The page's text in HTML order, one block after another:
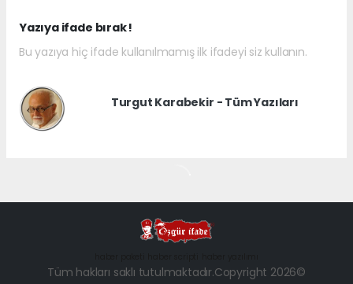
Yazıya ifade bırak !
Bu yazıya hiç ifade kullanılmamış ilk ifadeyi siz kullanın.
Turgut Karabekir - Tüm Yazıları
Tüm hakları saklı tutulmaktadır.Copyright 2026©